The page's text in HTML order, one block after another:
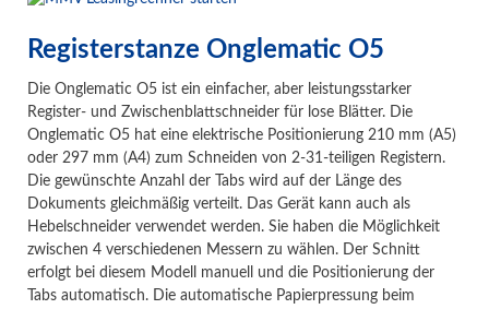
Registerstanze Onglematic O5
Die Onglematic O5 ist ein einfacher, aber leistungsstarker
Register- und Zwischenblattschneider für lose Blätter. Die
Onglematic O5 hat eine elektrische Positionierung 210 mm (A5)
oder 297 mm (A4) zum Schneiden von 2-31-teiligen Registern.
Die gewünschte Anzahl der Tabs wird auf der Länge des
Dokuments gleichmäßig verteilt. Das Gerät kann auch als
Hebelschneider verwendet werden. Sie haben die Möglichkeit
zwischen 4 verschiedenen Messern zu wählen. Der Schnitt
erfolgt bei diesem Modell manuell und die Positionierung der
Tabs automatisch. Die automatische Papierpressung beim